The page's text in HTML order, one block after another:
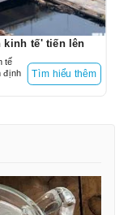
kinh tế' tiến lên
tế
định
Tìm hiểu thêm